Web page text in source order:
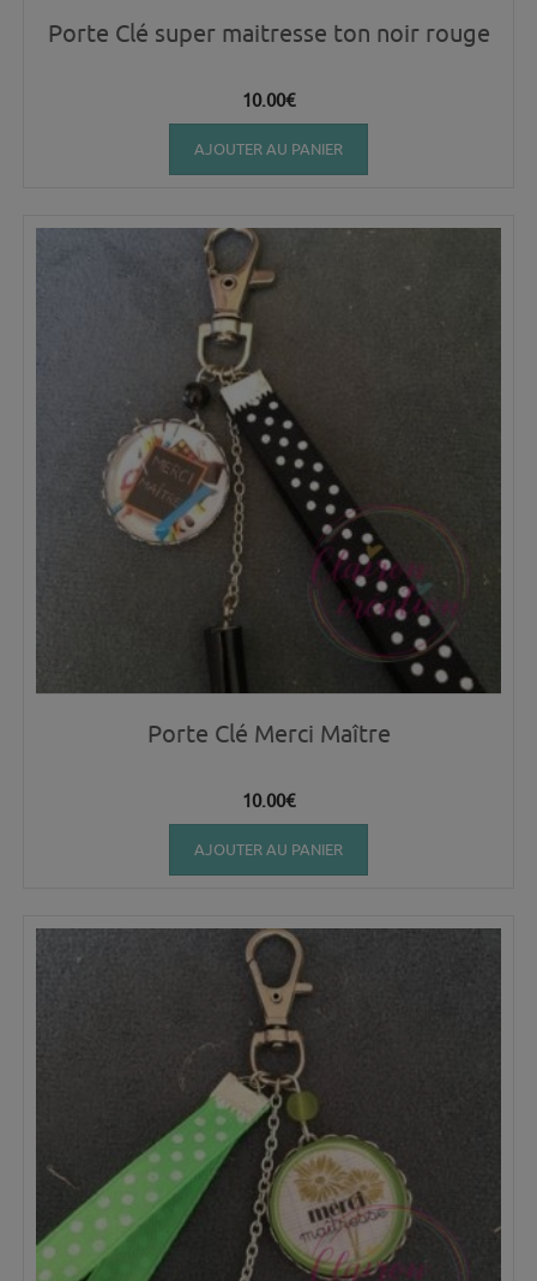
Porte Clé super maitresse ton noir rouge
10.00€
AJOUTER AU PANIER
Porte Clé Merci Maître
10.00€
AJOUTER AU PANIER